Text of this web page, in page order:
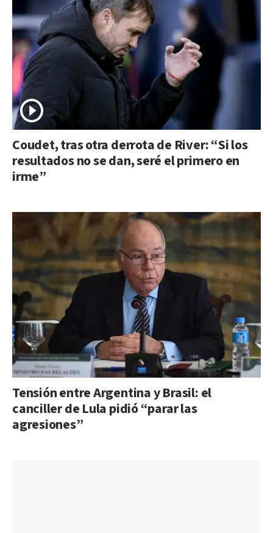
Coudet, tras otra derrota de River: “Si los
resultados no se dan, seré el primero en
irme”
Tensión entre Argentina y Brasil: el
canciller de Lula pidió “parar las
agresiones”